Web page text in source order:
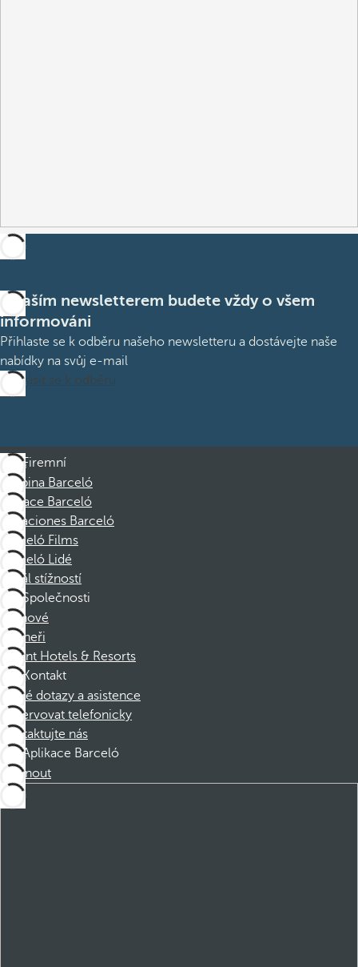
S naším newsletterem budete vždy o všem
informováni
Přihlaste se k odběru našeho newsletteru a dostávejte naše
nabídky na svůj e-mail
Přihlásit se k odběru
Firemní
Skupina Barceló
Nadace Barceló
Vacaciones Barceló
Barceló Films
Barceló Lidé
Kanál stížností
Společnosti
Členové
Partneři
Dorint Hotels & Resorts
Kontakt
Časté dotazy a asistence
Rezervovat telefonicky
Kontaktujte nás
Aplikace Barceló
Stáhnout